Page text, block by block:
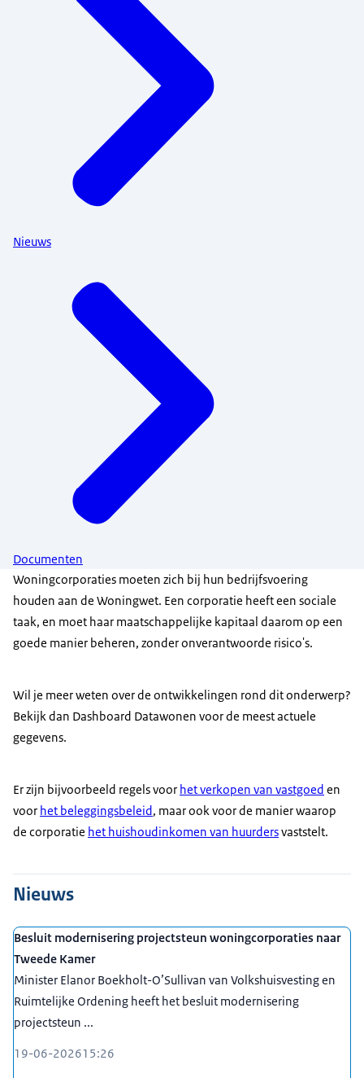
Nieuws
Documenten
Woningcorporaties moeten zich bij hun bedrijfsvoering
houden aan de Woningwet. Een corporatie heeft een sociale
taak, en moet haar maatschappelijke kapitaal daarom op een
goede manier beheren, zonder onverantwoorde risico's.
Wil je meer weten over de ontwikkelingen rond dit onderwerp?
Bekijk dan Dashboard Datawonen voor de meest actuele
gegevens.
Er zijn bijvoorbeeld regels voor het verkopen van vastgoed en
voor het beleggingsbeleid, maar ook voor de manier waarop
de corporatie het huishoudinkomen van huurdersvaststelt.
Nieuws
Besluit modernisering projectsteun woningcorporaties naar
Tweede Kamer
Minister Elanor Boekholt-O’Sullivan van Volkshuisvesting en
Ruimtelijke Ordening heeft het besluit modernisering
projectsteun ...
19-06-202615:26